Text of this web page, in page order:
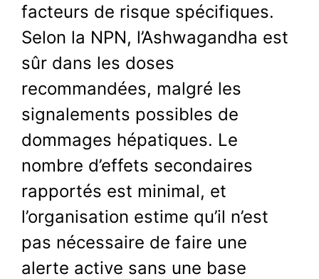
facteurs de risque spécifiques.
Selon la NPN, l’Ashwagandha est
sûr dans les doses
recommandées, malgré les
signalements possibles de
dommages hépatiques. Le
nombre d’effets secondaires
rapportés est minimal, et
l’organisation estime qu’il n’est
pas nécessaire de faire une
alerte active sans une base